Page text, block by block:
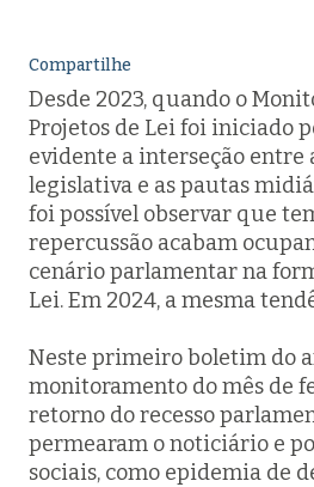
Compartilhe
Desde 2023, quando o
Projetos de Lei foi iniciado
evidente a interseção entre
legislativa e as pautas
foi possível observar que
repercussão acabam
cenário parlamentar na
Lei. Em 2024, a mesma
Neste primeiro boletim do
monitoramento do mês de
retorno do recesso
permearam o noticiário e
sociais, como epidemia de